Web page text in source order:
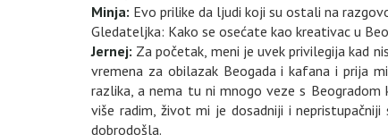
Minja: Evo prilike da ljudi koji su ostali na
Gledateljka: Kako se osećate kao kreativac u
Jernej: Za početak, meni je uvek privilegija kad
vremena za obilazak Beogada i kafana i prija
razlika, a nema tu ni mnogo veze s
više radim, život mi je dosadniji i
dobrodošla.